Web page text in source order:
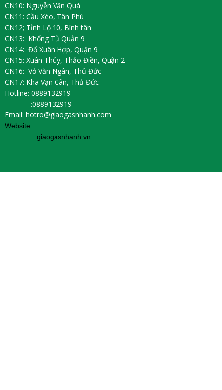
CN10: Nguyễn Văn Quá
CN11: Cầu Xéo, Tân Phú
CN12; Tỉnh Lộ 10, Bình tân
CN13: Khổng Tủ Quản 9
CN14: Đổ Xuân Hợp, Quận 9
CN15: Xuân Thủy, Thảo Điền, Quận 2
CN16: Vỏ Văn Ngân, Thủ Đức
CN17: Kha Vạn Cân, Thủ Đức
Hotline: 0889132919
:0889132919
Email: hotro@giaogasnhanh.com
Website :
: giaogasnhanh.vn